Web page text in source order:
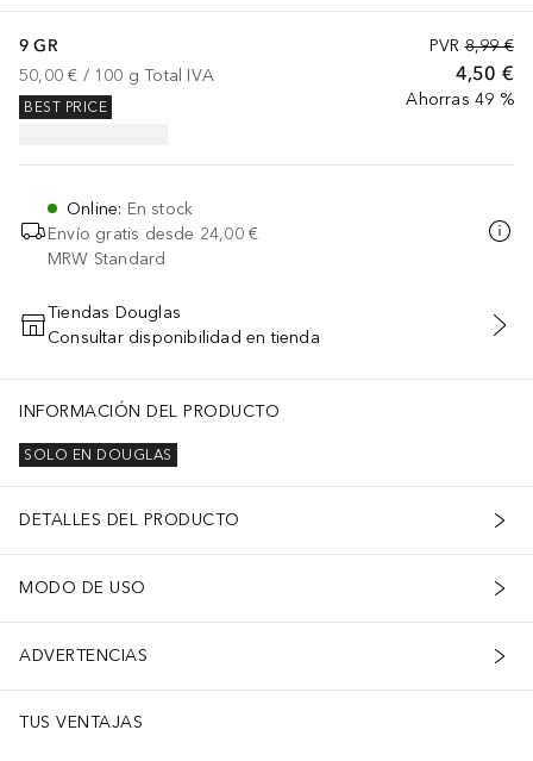
PVR 8,99 €
4,50 €
Ahorras 49 %
9 GR
50,00 € / 100 g Total IVA
BEST PRICE
Online: En stock
Envío gratis desde 24,00 €
MRW Standard
AÑADIR AL CARRITO
Tiendas Douglas
Consultar disponibilidad en tienda
INFORMACIÓN DEL PRODUCTO
SOLO EN DOUGLAS
DETALLES DEL PRODUCTO
MODO DE USO
ADVERTENCIAS
TUS VENTAJAS